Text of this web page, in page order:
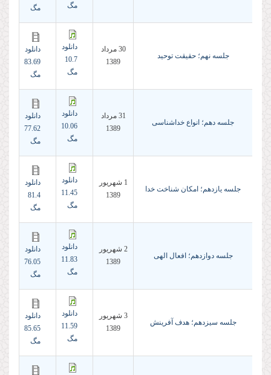
مگ
مگ
جلسه نهم؛ حقیقت توحید
30 مرداد
1389
دانلود
10.7
مگ
دانلود
83.69
مگ
جلسه دهم؛ انواع خداشناسی
31 مرداد
1389
دانلود
10.06
مگ
دانلود
77.62
مگ
جلسه یازدهم؛ امکان شناخت خدا
1 شهريور
1389
دانلود
11.45
مگ
دانلود
81.4
مگ
جلسه دوازدهم؛ افعال الهی
2 شهريور
1389
دانلود
11.83
مگ
دانلود
76.05
مگ
جلسه سیزدهم؛ هدف آفرینش
3 شهريور
1389
دانلود
11.59
مگ
دانلود
85.65
مگ